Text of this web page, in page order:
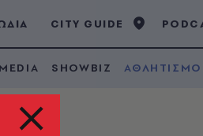
CITY GUIDE
SHOWBIZ